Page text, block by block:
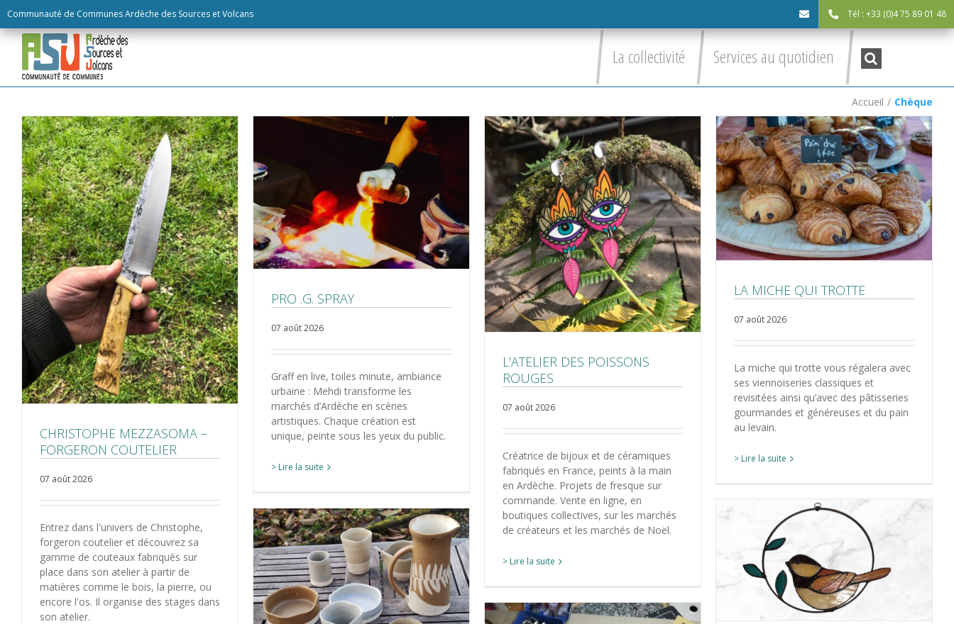
Communauté de Communes Ardèche des Sources et Volcans Tél : +33 (0)4 75 89 01 48
to
content
La collectivité Services au quotidien Recherche
:
Accueil / Chèque
CHRISTOPHE MEZZASOMA –
FORGERON COUTELIER
07 août 2026
Entrez dans l'univers de Christophe,
forgeron coutelier et découvrez sa
gamme de couteaux fabriqués sur
place dans son atelier à partir de
matières comme le bois, la pierre, ou
encore l'os. Il organise des stages dans
son atelier.
PRO .G. SPRAY
07 août 2026
Graff en live, toiles minute, ambiance
urbaine : Mehdi transforme les
marchés d’Ardèche en scènes
artistiques. Chaque création est
unique, peinte sous les yeux du public.
> Lire la suite
L’ATELIER DES POISSONS
ROUGES
07 août 2026
Créatrice de bijoux et de céramiques
fabriqués en France, peints à la main
en Ardèche. Projets de fresque sur
commande. Vente en ligne, en
boutiques collectives, sur les marchés
de créateurs et les marchés de Noël.
> Lire la suite
LA MICHE QUI TROTTE
07 août 2026
La miche qui trotte vous régalera avec
ses viennoiseries classiques et
revisitées ainsi qu’avec des pâtisseries
gourmandes et généreuses et du pain
au levain.
> Lire la suite